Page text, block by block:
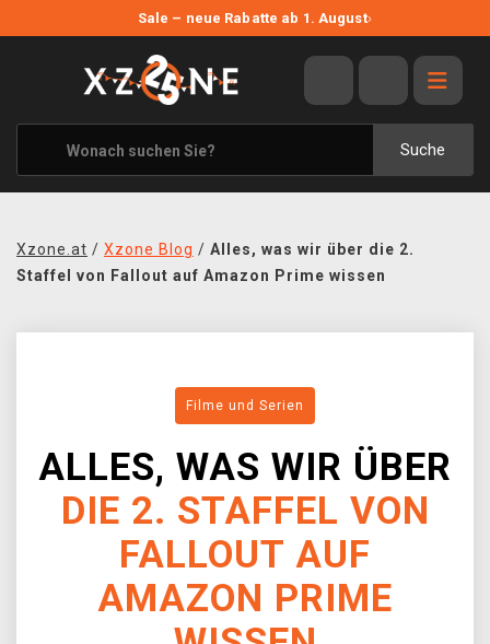
Sale – neue Rabatte ab 1. August›
Suche
ANGEBOTE
ALLE MARKEN
XZONE ORIGINALS
KLEIDUNG & ACCESSOIRES
BÜCHER & COMICS
VERSAND
XZONE CLUB
Xzone.at / Xzone Blog / Alles, was wir über die 2.
Staffel von Fallout auf Amazon Prime wissen
Filme und Serien
ALLES, WAS WIR ÜBER
DIE 2. STAFFEL VON
FALLOUT AUF
AMAZON PRIME